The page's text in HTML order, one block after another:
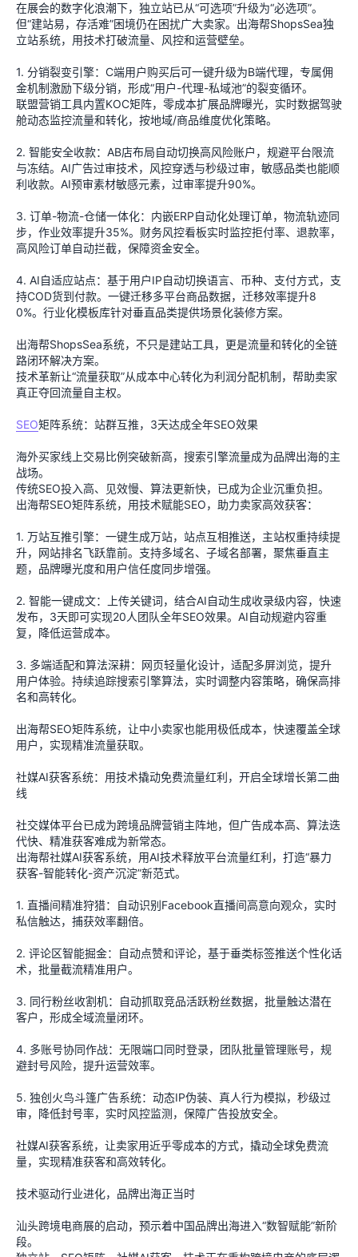
在展会的数字化浪潮下，独立站已从“可选项”升级为“必选项”。
但“建站易，存活难”困境仍在困扰广大卖家。出海帮ShopsSea独
立站系统，用技术打破流量、风控和运营壁垒。
1. 分销裂变引擎：C端用户购买后可一键升级为B端代理，专属佣
金机制激励下级分销，形成“用户-代理-私域池”的裂变循环。
联盟营销工具内置KOC矩阵，零成本扩展品牌曝光，实时数据驾驶
舱动态监控流量和转化，按地域/商品维度优化策略。
2. 智能安全收款：AB店布局自动切换高风险账户，规避平台限流
与冻结。AI广告过审技术，风控穿透与秒级过审，敏感品类也能顺
利收款。AI预审素材敏感元素，过审率提升90%。
3. 订单-物流-仓储一体化：内嵌ERP自动化处理订单，物流轨迹同
步，作业效率提升35%。财务风控看板实时监控拒付率、退款率，
高风险订单自动拦截，保障资金安全。
4. AI自适应站点：基于用户IP自动切换语言、币种、支付方式，支
持COD货到付款。一键迁移多平台商品数据，迁移效率提升8
0%。行业化模板库针对垂直品类提供场景化装修方案。
出海帮ShopsSea系统，不只是建站工具，更是流量和转化的全链
路闭环解决方案。
技术革新让“流量获取”从成本中心转化为利润分配机制，帮助卖家
真正夺回流量自主权。
SEO矩阵系统：站群互推，3天达成全年SEO效果
海外买家线上交易比例突破新高，搜索引擎流量成为品牌出海的主
战场。
传统SEO投入高、见效慢、算法更新快，已成为企业沉重负担。
出海帮SEO矩阵系统，用技术赋能SEO，助力卖家高效获客：
1. 万站互推引擎：一键生成万站，站点互相推送，主站权重持续提
升，网站排名飞跃靠前。支持多域名、子域名部署，聚焦垂直主
题，品牌曝光度和用户信任度同步增强。
2. 智能一键成文：上传关键词，结合AI自动生成收录级内容，快速
发布，3天即可实现20人团队全年SEO效果。AI自动规避内容重
复，降低运营成本。
3. 多端适配和算法深耕：网页轻量化设计，适配多屏浏览，提升
用户体验。持续追踪搜索引擎算法，实时调整内容策略，确保高排
名和高转化。
出海帮SEO矩阵系统，让中小卖家也能用极低成本，快速覆盖全球
用户，实现精准流量获取。
社媒AI获客系统：用技术撬动免费流量红利，开启全球增长第二曲
线
社交媒体平台已成为跨境品牌营销主阵地，但广告成本高、算法迭
代快、精准获客难成为新常态。
出海帮社媒AI获客系统，用AI技术释放平台流量红利，打造“暴力
获客-智能转化-资产沉淀”新范式。
1. 直播间精准狩猎：自动识别Facebook直播间高意向观众，实时
私信触达，捕获效率翻倍。
2. 评论区智能掘金：自动点赞和评论，基于垂类标签推送个性化话
术，批量截流精准用户。
3. 同行粉丝收割机：自动抓取竞品活跃粉丝数据，批量触达潜在
客户，形成全域流量闭环。
4. 多账号协同作战：无限端口同时登录，团队批量管理账号，规
避封号风险，提升运营效率。
5. 独创火鸟斗篷广告系统：动态IP伪装、真人行为模拟，秒级过
审，降低封号率，实时风控监测，保障广告投放安全。
社媒AI获客系统，让卖家用近乎零成本的方式，撬动全球免费流
量，实现精准获客和高效转化。
技术驱动行业进化，品牌出海正当时
汕头跨境电商展的启动，预示着中国品牌出海进入“数智赋能”新阶
段。